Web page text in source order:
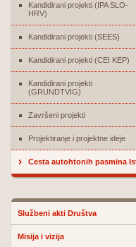
Kandidirani projekti (IPA SLO-
HRV)
Kandidirani projekti (SEES)
Kandidirani projekti (CEI KEP)
Kandidirani projekti
(GRUNDTVIG)
Završeni projekti
Projektiranje i projektne ideje
Cesta autohtonih pasmina
Službeni akti Društva
Misija i vizija